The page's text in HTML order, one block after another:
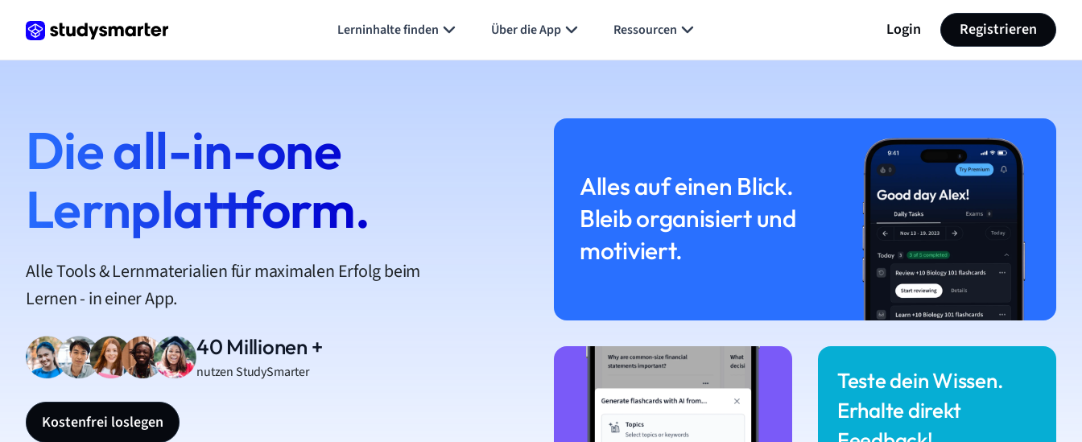
Lerninhalte finden Über die App Ressourcen Login Registrieren
Die all-in-one
Lernplattform.
Alle Tools & Lernmaterialien für maximalen Erfolg beim
Lernen - in einer App.
40 Millionen +
nutzen StudySmarter
Kostenfrei loslegen
Alles auf einen Blick.
Bleib organisiert und
motiviert.
Teste dein Wissen.
Erhalte direkt